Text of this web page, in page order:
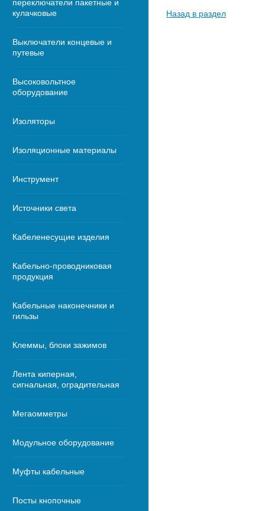
переключатели пакетные и
кулачковые
Выключатели концевые и
путевые
Высоковольтное
оборудование
Изоляторы
Изоляционные материалы
Инструмент
Источники света
Кабеленесущие изделия
Кабельно-проводниковая
продукция
Кабельные наконечники и
гильзы
Клеммы, блоки зажимов
Лента киперная,
сигнальная, оградительная
Мегаомметры
Модульное оборудование
Муфты кабельные
Посты кнопочные
Назад в раздел